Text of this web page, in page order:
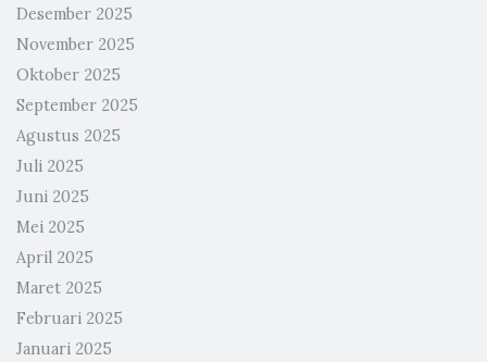
Desember 2025
November 2025
Oktober 2025
September 2025
Agustus 2025
Juli 2025
Juni 2025
Mei 2025
April 2025
Maret 2025
Februari 2025
Januari 2025